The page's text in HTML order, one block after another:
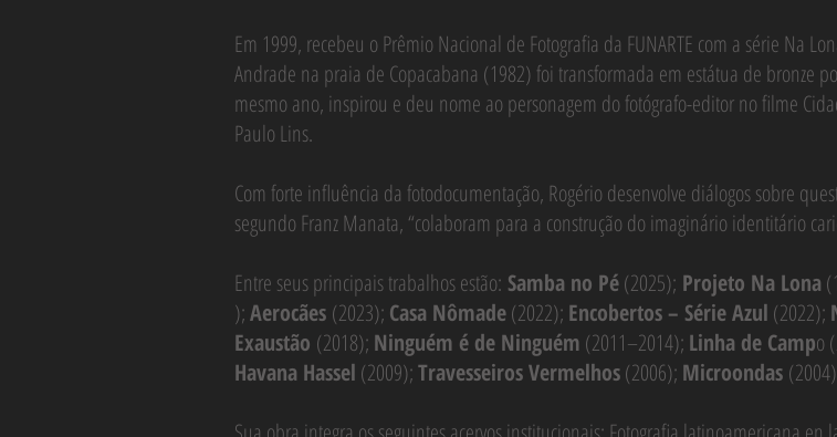
Em 1999, recebeu o Prêmio Nacional de Fotografia da FUNARTE com a série Na
Andrade na praia de Copacabana (1982) foi transformada em estátua de bronze
mesmo ano, inspirou e deu nome ao personagem do fotógrafo-editor no filme
Paulo Lins.
Com forte influência da fotodocumentação, Rogério desenvolve diálogos sobre
segundo Franz Manata, “colaboram para a construção do imaginário identitário
Entre seus principais trabalhos estão: Samba no Pé(2025); Projeto Na Lona
);Aerocães (2023); Casa Nômade(2022); Encobertos – Série Azul (2022);
Exaustão (2018); Ninguém é de Ninguém (2011–2014); Linha de Campo
Havana Hassel (2009);Travesseiros Vermelhos(2006); Microondas